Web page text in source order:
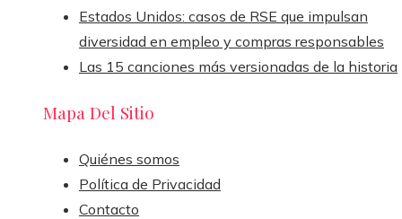
Estados Unidos: casos de RSE que impulsan
diversidad en empleo y compras responsables
Las 15 canciones más versionadas de la historia
Mapa Del Sitio
Quiénes somos
Política de Privacidad
Contacto